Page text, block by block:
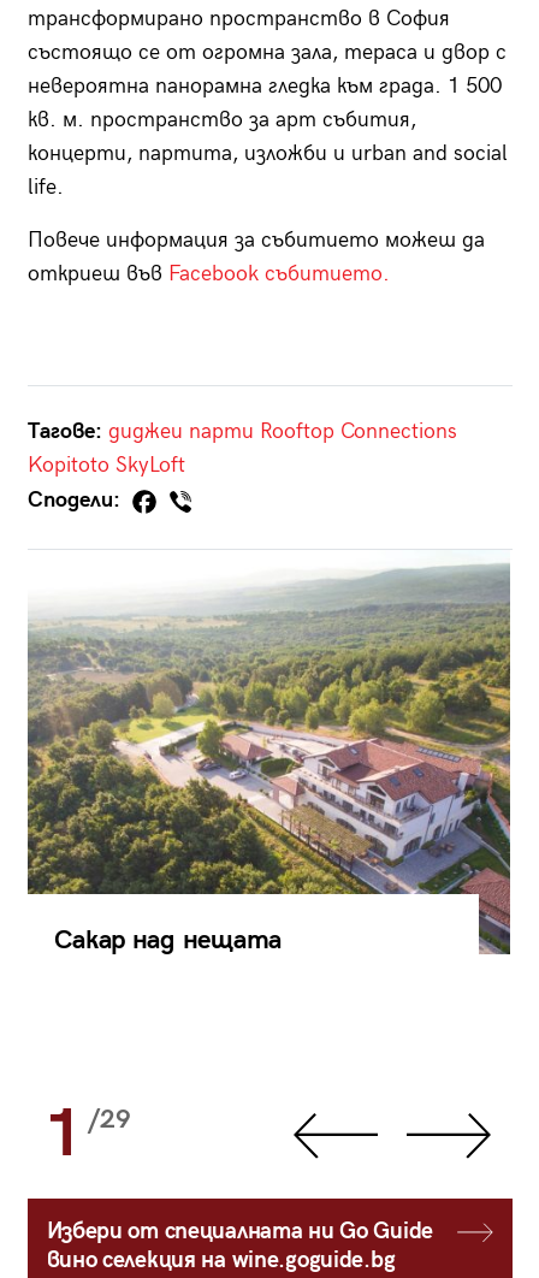
трансформирано пространство в София
състоящо се от огромна зала, тераса и двор с
невероятна панорамна гледка към града. 1 500
кв. м. пространство за арт събития,
концерти, партита, изложби и urban and social
life.
Повече информация за събитието можеш да
откриеш във Facebook събитието.
Тагове: диджеи парти Rooftop Connections
Kopitoto SkyLoft
Сподели:
Сакар над нещата
1 /29
Избери от специалната ни Go Guide
вино селекция на wine.goguide.bg